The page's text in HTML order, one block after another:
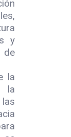
y
de
la
la